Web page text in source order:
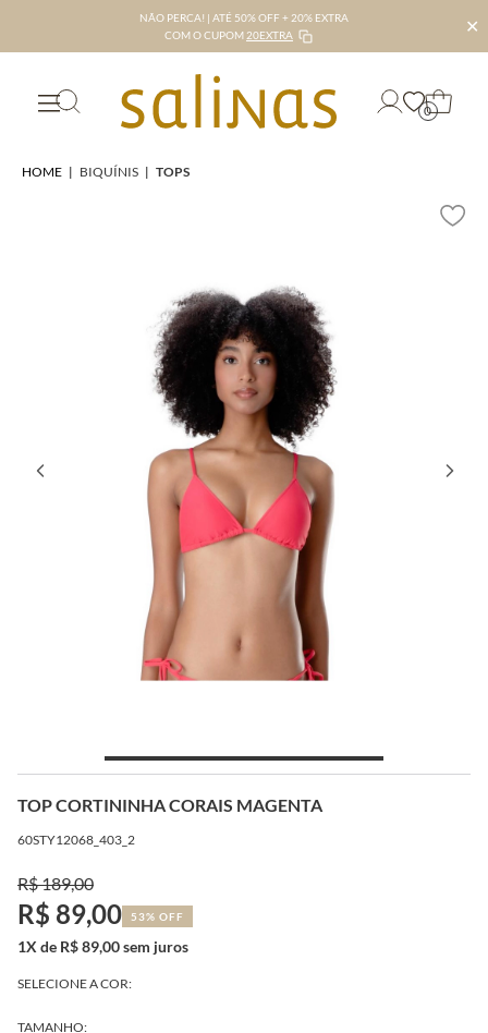
NÃO PERCA! | ATÉ 50% OFF + 20% EXTRA
COM O CUPOM 20EXTRA ✕
0
HOME | BIQUÍNIS | TOPS
TOP CORTININHA CORAIS MAGENTA
60STY12068_403_2
R$ 189,00
R$ 89,00 53% OFF
1X de R$ 89,00 sem juros
SELECIONE A COR:
TAMANHO: